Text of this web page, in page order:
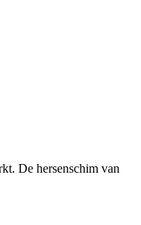
De hersenschim van